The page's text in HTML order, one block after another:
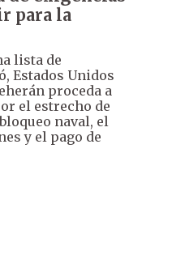
para la
lista de
Estados Unidos
proceda a
el estrecho de
naval, el
y el pago de